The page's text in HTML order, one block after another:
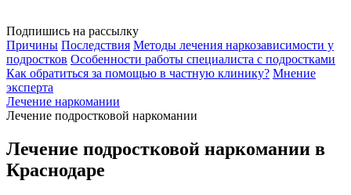
Подпишись на рассылку
Причины Последствия Методы лечения наркозависимости у
подростков Особенности работы специалиста с подростками
Как обратиться за помощью в частную клинику? Мнение
эксперта
Лечение наркомании
Лечение подростковой наркомании
Лечение подростковой наркомании в
Краснодаре